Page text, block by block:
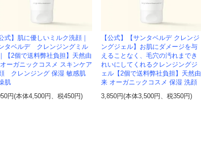
式】肌に優しいミルク洗顔｜
タベルデ クレンジングミル
【2個で送料弊社負担】天然由
ーガニックコスメ スキンケア
クレンジング 保湿 敏感肌
肌
円(本体4,500円、税450円)
【公式】【サンタベルデ クレンジ
ングジェル】お肌にダメージを与
えることなく、毛穴の汚れまでき
れいにしてくれるクレンジングジ
ェル【2個で送料弊社負担】天然由
来 オーガニックコスメ 保湿 洗顔
3,850円(本体3,500円、税350円)